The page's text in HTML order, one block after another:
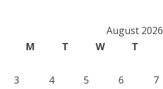
August 2026
M
T W T
3
4 5 6 7